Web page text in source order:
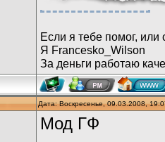
Если я тебе помог, или
Я Francesko_Wilson
За деньги работаю
Дата: Воскресенье, 09.03.2008,
Мод ГФ